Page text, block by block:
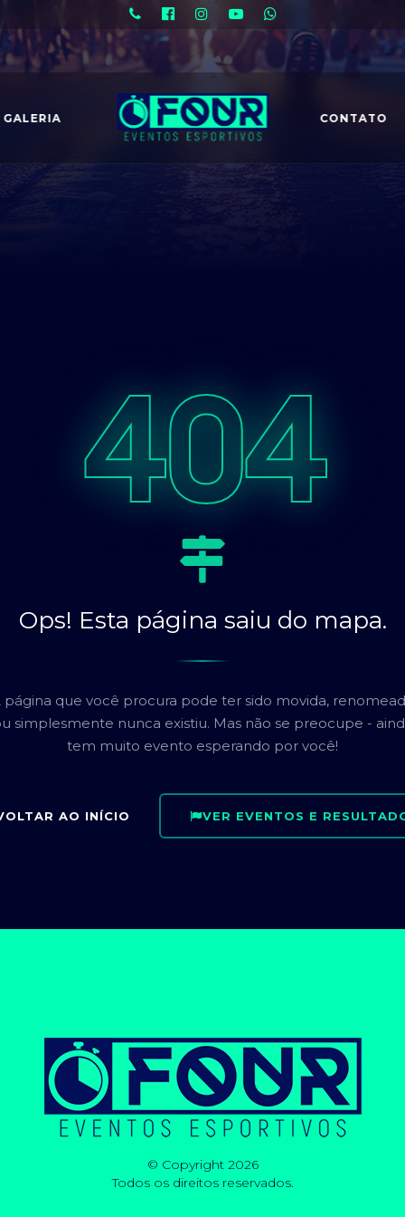
GALERIA CONTATO
404
Ops! Esta página saiu do mapa.
página que você procura pode ter sido movida,
simplesmente nunca existiu. Mas não se preocupe -
tem muito evento esperando por você!
AO INÍCIO VER EVENTOS E
© Copyright 2026
Todos os direitos reservados.